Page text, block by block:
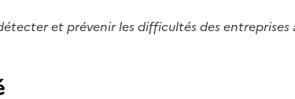
et prévenir les difficultés des